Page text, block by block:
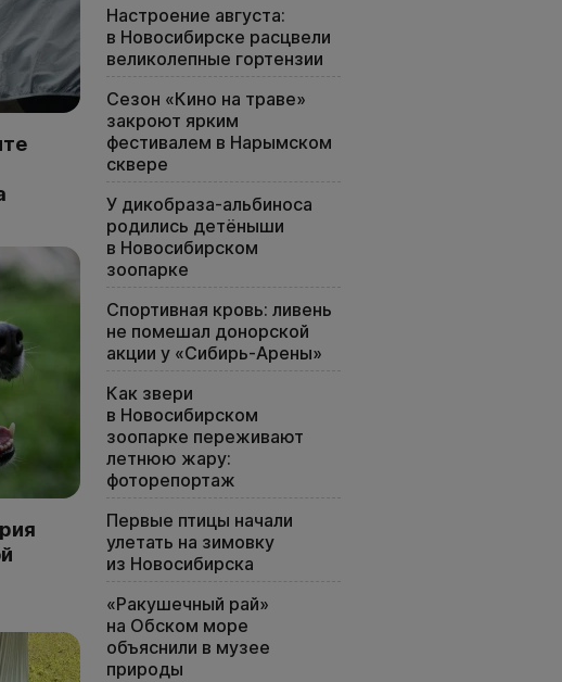
Настроение августа:
в Новосибирске расцвели
великолепные гортензии
Сезон «Кино на траве»
закроют ярким
фестивалем в Нарымском
сквере
У дикобраза-альбиноса
родились детёныши
в Новосибирском
зоопарке
Спортивная кровь: ливень
не помешал донорской
акции у «Сибирь-Арены»
Как звери
в Новосибирском
зоопарке переживают
летнюю жару:
фоторепортаж
Первые птицы начали
улетать на зимовку
из Новосибирска
«Ракушечный рай»
на Обском море
объяснили в музее
природы